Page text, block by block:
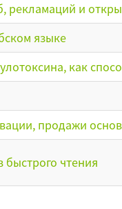
рекламаций и
языке
как
продажи
чтения